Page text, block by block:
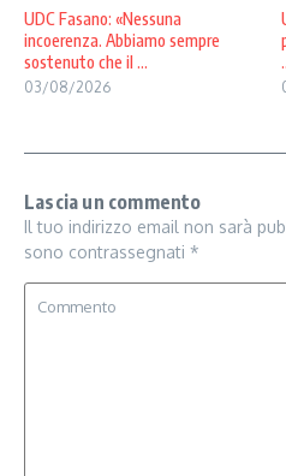
UDC Fasano: «Nessuna
incoerenza. Abbiamo sempre
sostenuto che il ...
03/08/2026
Lascia un commento
Il tuo indirizzo email non sarà
sono contrassegnati *